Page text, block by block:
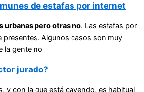
de estafas por internet
urbanas pero otras no. Las estafas por
presentes. Algunos casos son muy
la gente no
jurado?
y con la que está cayendo, es habitual